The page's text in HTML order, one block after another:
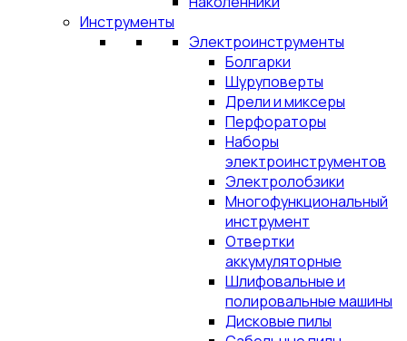
Инструменты
Электроинструменты
Болгарки
Шуруповерты
Дрели и миксеры
Перфораторы
Наборы
электроинструментов
Электролобзики
Многофункциональный
инструмент
Отвертки
аккумуляторные
Шлифовальные и
полировальные машины
Дисковые пилы